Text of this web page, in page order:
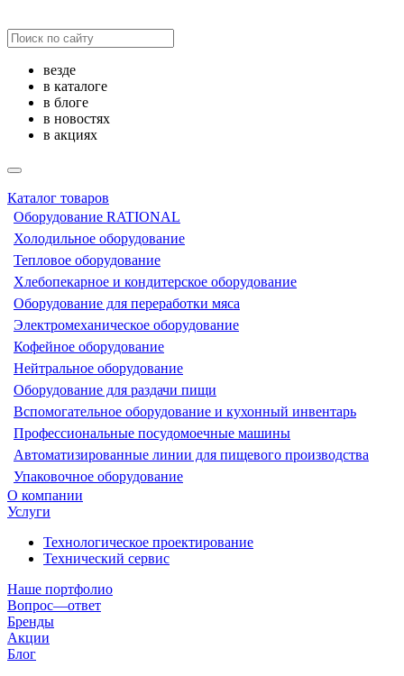
везде
в каталоге
в блоге
в новостях
в акциях
Каталог товаров
Оборудование RATIONAL
Холодильное оборудование
Тепловое оборудование
Хлебопекарное и кондитерское оборудование
Оборудование для переработки мяса
Электромеханическое оборудование
Кофейное оборудование
Нейтральное оборудование
Оборудование для раздачи пищи
Вспомогательное оборудование и кухонный инвентарь
Профессиональные посудомоечные машины
Автоматизированные линии для пищевого производства
Упаковочное оборудование
О компании
Услуги
Технологическое проектирование
Технический сервис
Наше портфолио
Вопрос—ответ
Бренды
Акции
Блог